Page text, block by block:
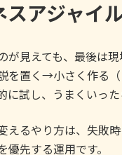
スアジャイ
が見えても、最後は
を置く→小さく作る
に試し、うまくいった
えるやり方は、失敗
優先する運用です。